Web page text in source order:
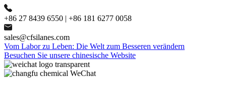
+86 27 8439 6550 | +86 181 6277 0058
sales@cfsilanes.com
Vom Labor zu Leben: Die Welt zum Besseren verändern
Besuchen Sie unsere chinesische Website